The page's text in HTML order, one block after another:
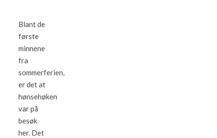
Blant de
første
minnene
fra
sommerferien,
er det at
hønsehøken
var på
besøk
her. Det